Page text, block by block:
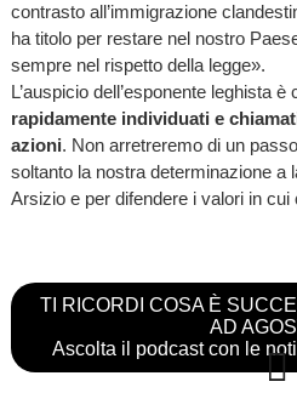
contrasto all’immigrazione
ha titolo per restare nel nostro
sempre nel rispetto della legge».
L’auspicio dell’esponente leghista è
rapidamente individuati e
azioni. Non arretreremo di un
soltanto la nostra determinazione a
Arsizio e per difendere i valori in cui
TI RICORDI COSA È
AD
Ascolta il podcast con le